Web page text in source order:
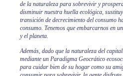
de la naturaleza para sobrevivir y
disminuir nuestra huella ecológica,
transición de decrecimiento del consumo
consumo. Tenemos que embarcarnos en
y el planeta.
Además, dado que la naturaleza del
mediante un Paradigma Geocrático
para cuidar bien de su hogar como su